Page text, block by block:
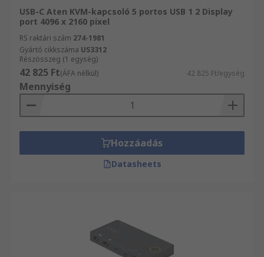
USB-C Aten KVM-kapcsoló 5 portos USB 1 2 Display
port 4096 x 2160 pixel
RS raktári szám 274-1981
Gyártó cikkszáma US3312
Részösszeg (1 egység)
42 825 Ft(ÁFA nélkül) 42 825 Ft/egység
Mennyiség
Hozzáadás
Datasheets